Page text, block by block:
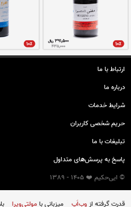
✅
ضد افسردگی
کپسول
✅📦 ۶٠ عدد
ارتباط با ما
درباره ما
شرایط خدمات
حريم شخصی كاربران
تبليغات با ما
پاسخ به پرسش‌های متداول
© ایی‌حکیم ❤️ 1405 - 1389
قدرت گرفته ازوِب‌اَپ میزبانی بامولتی‌ویرا